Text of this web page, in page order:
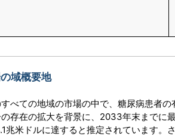
域概要地
べての地域の市場の中で、糖尿病患者
存在の拡大を背景に、2033年末までに
兆米ドルに達すると推定されています